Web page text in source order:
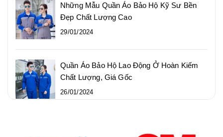
Những Mẫu Quần Áo Bảo Hộ Kỹ Sư Bền
Đẹp Chất Lượng Cao
29/01/2024
Quần Áo Bảo Hộ Lao Động Ở Hoàn Kiếm
Chất Lượng, Giá Gốc
26/01/2024